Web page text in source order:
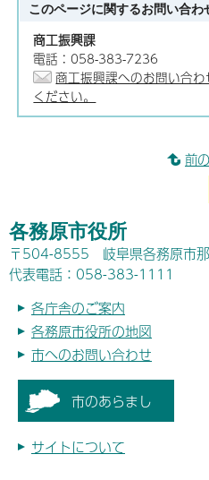
このページに関するお問い合わ
商工振興課
電話：058-383-7236
商工振興課へのお問い合
ください。
前
各務原市役所
〒504-8555 岐阜県各務原市
代表電話：058-383-1111
各庁舎のご案内
各務原市役所の地図
市へのお問い合わせ
市のあらまし
サイトについて